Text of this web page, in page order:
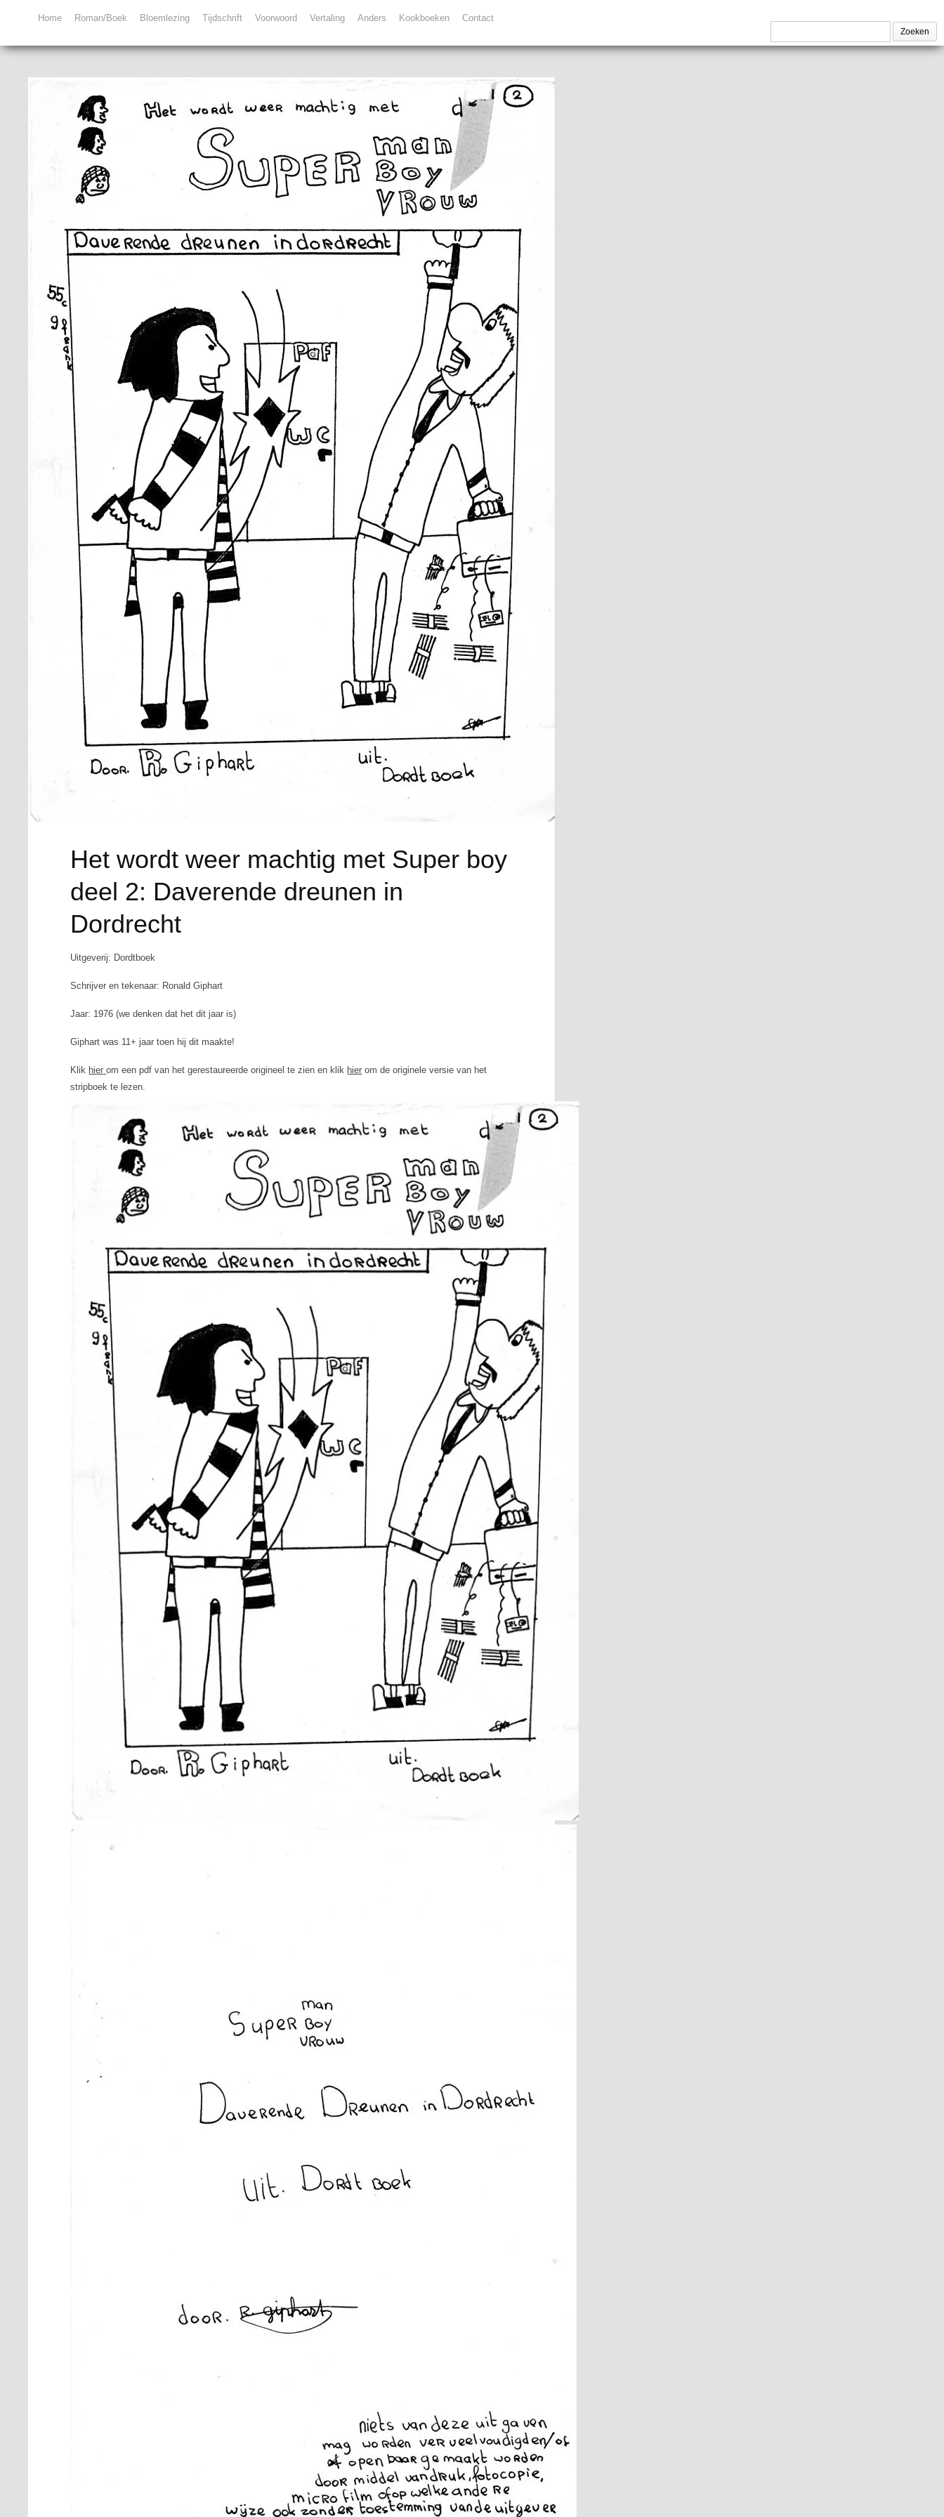
Home Roman/Boek Bloemlezing Tijdschrift Voorwoord Vertaling Anders Kookboeken Contact
Het wordt weer machtig met Super boy
deel 2: Daverende dreunen in
Dordrecht
Uitgeverij: Dordtboek
Schrijver en tekenaar: Ronald Giphart
Jaar: 1976 (we denken dat het dit jaar is)
Giphart was 11+ jaar toen hij dit maakte!
Klik hier om een pdf van het gerestaureerde origineel te zien en klik hier om de originele versie van het
stripboek te lezen.